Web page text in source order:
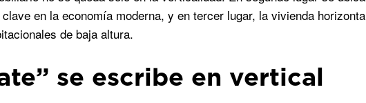
en la economía moderna, y en tercer lugar, la vivienda
de baja altura.
se escribe en vertical